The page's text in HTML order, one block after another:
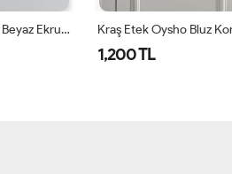
Kraş Etek Oysho Bluz Kombin Haki Beyaz Ekru Haki
1,200 TL